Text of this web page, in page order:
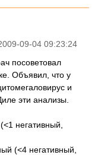
09-04 09:23:24
посоветовал
Объявил, что у
и
эти анализы.
негативный,
(<4 негативный,